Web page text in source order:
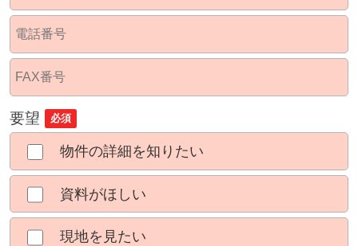
要望 必須
物件の詳細を知りたい
資料がほしい
現地を見たい